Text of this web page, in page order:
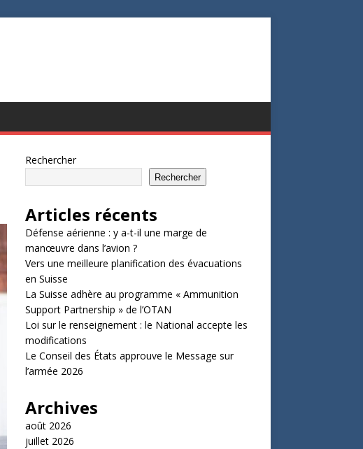
Rechercher
Rechercher
Articles récents
Défense aérienne : y a-t-il une marge de
manœuvre dans l’avion ?
Vers une meilleure planification des évacuations
en Suisse
La Suisse adhère au programme « Ammunition
Support Partnership » de l’OTAN
Loi sur le renseignement : le National accepte les
modifications
Le Conseil des États approuve le Message sur
l’armée 2026
Archives
août 2026
juillet 2026